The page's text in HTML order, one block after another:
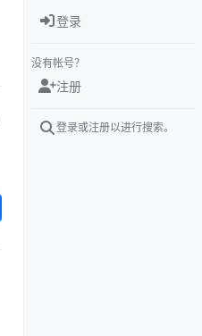
登录
没有帐号？
注册
登录或注册以进行搜索。